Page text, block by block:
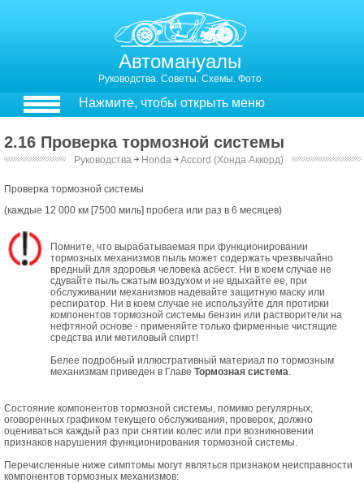
Автомануалы
Руководства. Советы. Схемы. Фото
Нажмите, чтобы открыть меню
2.16 Проверка тормозной системы
Руководства ￫ Honda ￫Accord (Хонда Аккорд)
Проверка тормозной системы
(каждые 12 000 км [7500 миль] пробега или раз в 6 месяцев)
Помните, что вырабатываемая при функционировании
тормозных механизмов пыль может содержать чрезвычайно
вредный для здоровья человека асбест. Ни в коем случае не
сдувайте пыль сжатым воздухом и не вдыхайте ее, при
обслуживании механизмов надевайте защитную маску или
респиратор. Ни в коем случае не используйте для протирки
компонентов тормозной системы бензин или растворители на
нефтяной основе - применяйте только фирменные чистящие
средства или метиловый спирт!
Белее подробный иллюстративный материал по тормозным
механизмам приведен в Главе Тормозная система.
Состояние компонентов тормозной системы, помимо регулярных,
оговоренных графиком текущего обслуживания, проверок, должно
оцениваться каждый раз при снятии колес или при возникновении
признаков нарушения функционирования тормозной системы.
Перечисленные ниже симптомы могут являться признаком неисправности
компонентов тормозных механизмов: